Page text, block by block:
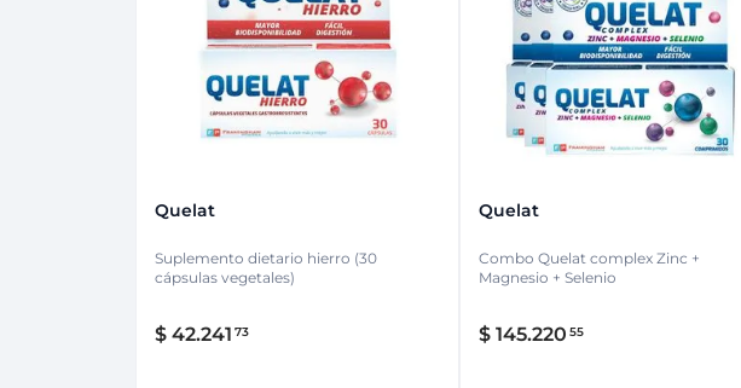
Quelat
Suplemento dietario hierro (30
cápsulas vegetales)
$ 42.241 73
Quelat
Combo Quelat complex Zinc +
Magnesio + Selenio
$ 145.220 55